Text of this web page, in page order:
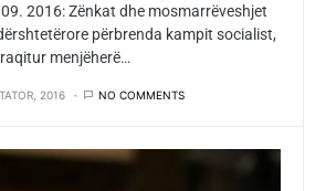
2016: Zënkat dhe mosmarrëveshjet
përbrenda kampit socialist,
menjëherë…
2016 NO COMMENTS